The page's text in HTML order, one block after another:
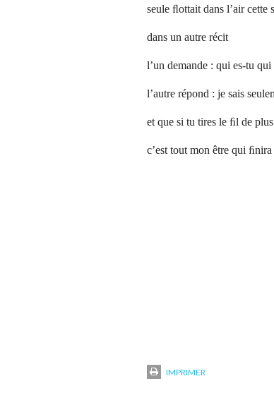
seule ﬂottait dans l’air cette
dans un autre récit
l’un demande : qui es-tu
l’autre répond : je sais
et que si tu tires le ﬁl de
c’est tout mon être qui
IMPRIMER